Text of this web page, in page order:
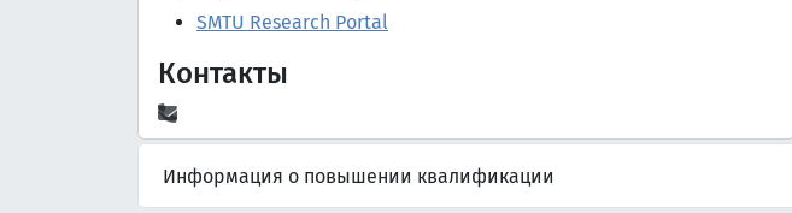
SMTU Research Portal
Контакты
Информация о повышении квалификации